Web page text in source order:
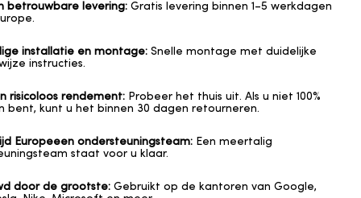
betrouwbare levering: Gratis levering binnen 1–5 werkdagen
.
installatie en montage: Snelle montage met duidelijke
instructies.
risicoloos rendement: Probeer het thuis uit. Als u niet 100%
bent, kunt u het binnen 30 dagen retourneren.
Europeeen ondersteuningsteam: Een meertalig
staat voor u klaar.
door de grootste: Gebruikt op de kantoren van Google,